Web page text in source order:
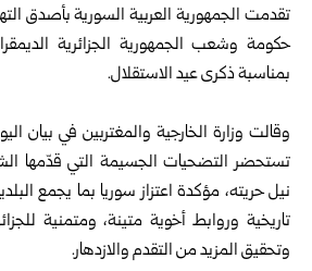
تقدمت الجمهورية العربية السورية بأصدق
حكومة وشعب الجمهورية الجزائرية
بمناسبة ذكرى عيد الاستقلال.
وقالت وزارة الخارجية والمغتربين في بيان
تستحضر التضحيات الجسيمة التي قدّمها
نيل حريته، مؤكدة اعتزاز سوريا بما يجمع
تاريخية وروابط أخوية متينة، ومتمنية
وتحقيق المزيد من التقدم والازدهار.